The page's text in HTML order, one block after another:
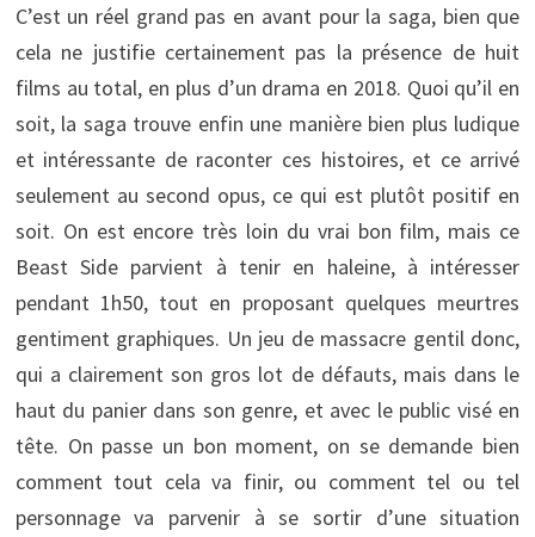
C’est un réel grand pas en avant pour la saga, bien que
cela ne justifie certainement pas la présence de huit
films au total, en plus d’un drama en 2018. Quoi qu’il en
soit, la saga trouve enfin une manière bien plus ludique
et intéressante de raconter ces histoires, et ce arrivé
seulement au second opus, ce qui est plutôt positif en
soit. On est encore très loin du vrai bon film, mais ce
Beast Side parvient à tenir en haleine, à intéresser
pendant 1h50, tout en proposant quelques meurtres
gentiment graphiques. Un jeu de massacre gentil donc,
qui a clairement son gros lot de défauts, mais dans le
haut du panier dans son genre, et avec le public visé en
tête. On passe un bon moment, on se demande bien
comment tout cela va finir, ou comment tel ou tel
personnage va parvenir à se sortir d’une situation